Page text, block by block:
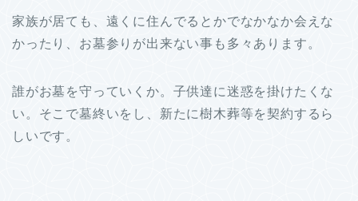
家族が居ても、遠くに住んでるとかでなかなか会えな
かったり、お墓参りが出来ない事も多々あります。
誰がお墓を守っていくか。子供達に迷惑を掛けたくな
い。そこで墓終いをし、新たに樹木葬等を契約するら
しいです。